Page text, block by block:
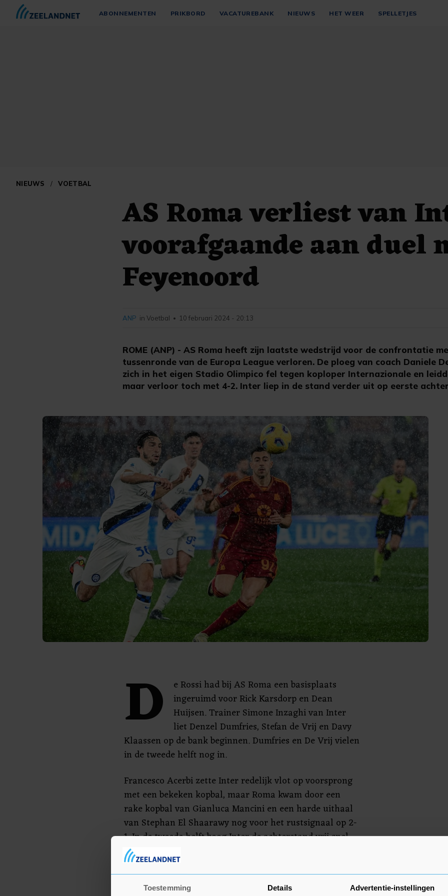
Toestemming Details Advertentie-instellingen
ABONNEMENTEN PRIKBORD VACATUREBANK NIEUWS HET WEER SPELLETJES
NIEUWS / VOETBAL
AS Roma verliest van
voorafgaande aan duel
Feyenoord
ROME (ANP) - AS Roma heeft zijn laatste wedstrijd voor de confrontatie
tussenronde van de Europa League verloren. De ploeg van coach Daniele
zich in het eigen Stadio Olimpico fel tegen koploper Internazionale en
maar verloor toch met 4-2. Inter liep in de stand verder uit op eerste
ANP in Voetbal • 10 februari 2024 - 20:13
D
e Rossi had bij AS Roma een basisplaats
ingeruimd voor Rick Karsdorp en Dean
Huijsen. Trainer Simone Inzaghi van Inter
liet Denzel Dumfries, Stefan de Vrij en Davy
Klaassen op de bank beginnen. Dumfries en De Vrij vielen
in de tweede helft nog in.
Francesco Acerbi zette Inter redelijk vlot op voorsprong
met een bekeken kopbal, maar Roma kwam door een
rake kopbal van Gianluca Mancini en een harde uithaal
van Stephan El Shaarawy nog voor het rustsignaal op 2-
1. In de tweede helft boog Inter de achterstand vrij snel
om in een voorsprong door een goal van Marcus Thuram
en een ongelukkige eigen goal van Angeliño.